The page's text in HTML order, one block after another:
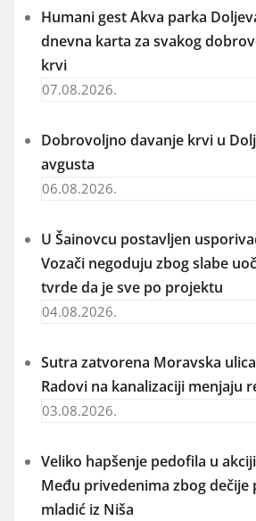
Humani gest Akva parka
dnevna karta za svakog
krvi
07.08.2026.
Dobrovoljno davanje krvi u
avgusta
06.08.2026.
U Šainovcu postavljen
Vozači negoduju zbog slabe
tvrde da je sve po projektu
04.08.2026.
Sutra zatvorena Moravska
Radovi na kanalizaciji menjaju
03.08.2026.
Veliko hapšenje pedofila u
Među privedenima zbog
mladić iz Niša